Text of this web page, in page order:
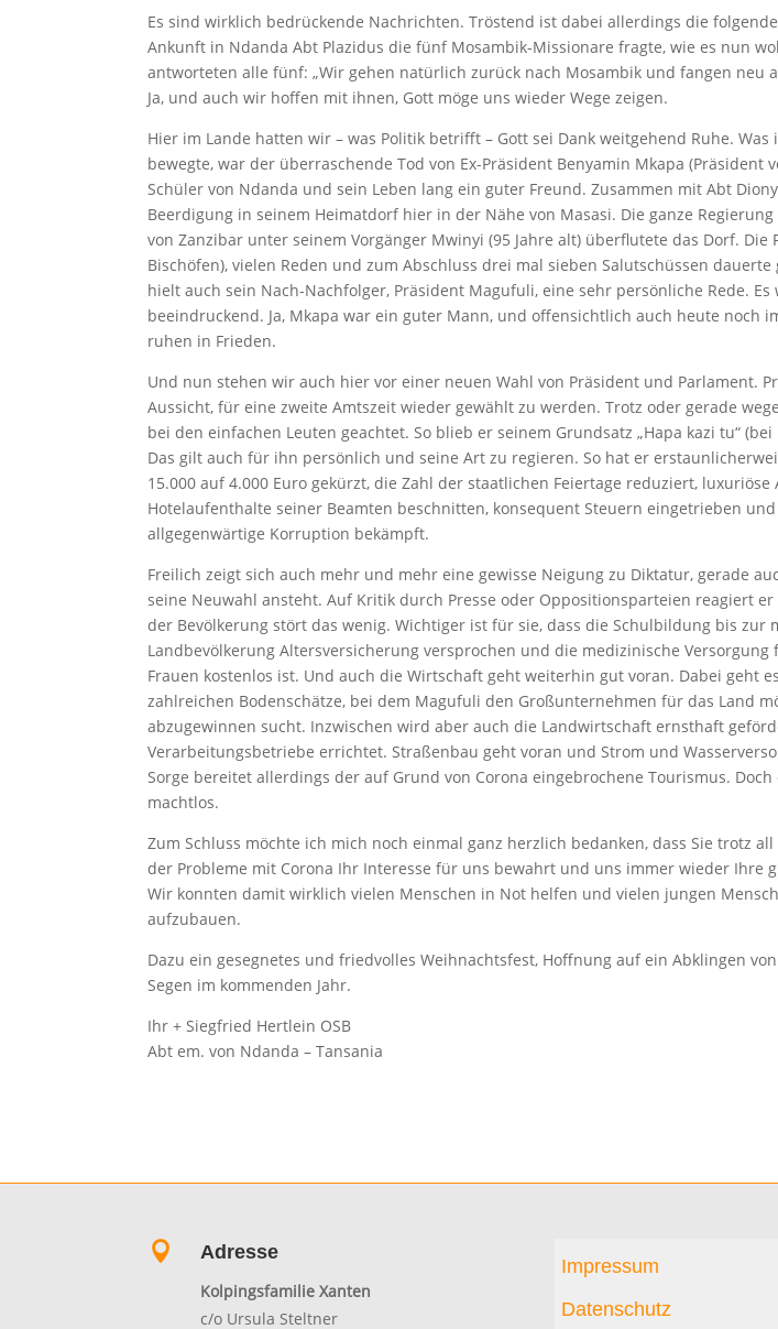
Es sind wirklich bedrückende Nachrichten. Tröstend ist dabei allerdings die
Ankunft in Ndanda Abt Plazidus die fünf Mosambik-Missionare fragte, wie es nun
antworteten alle fünf: „Wir gehen natürlich zurück nach Mosambik und fangen neu
Ja, und auch wir hoffen mit ihnen, Gott möge uns wieder Wege zeigen.
Hier im Lande hatten wir – was Politik betrifft – Gott sei Dank weitgehend Ruhe. Was
bewegte, war der überraschende Tod von Ex-Präsident Benyamin Mkapa (Präsident
Schüler von Ndanda und sein Leben lang ein guter Freund. Zusammen mit Abt
Beerdigung in seinem Heimatdorf hier in der Nähe von Masasi. Die ganze
von Zanzibar unter seinem Vorgänger Mwinyi (95 Jahre alt) überflutete das Dorf. Die
Bischöfen), vielen Reden und zum Abschluss drei mal sieben Salutschüssen dauerte
hielt auch sein Nach-Nachfolger, Präsident Magufuli, eine sehr persönliche Rede.
beeindruckend. Ja, Mkapa war ein guter Mann, und offensichtlich auch heute noch
ruhen in Frieden.
Und nun stehen wir auch hier vor einer neuen Wahl von Präsident und Parlament.
Aussicht, für eine zweite Amtszeit wieder gewählt zu werden. Trotz oder gerade
bei den einfachen Leuten geachtet. So blieb er seinem Grundsatz „Hapa kazi tu“
Das gilt auch für ihn persönlich und seine Art zu regieren. So hat er
15.000 auf 4.000 Euro gekürzt, die Zahl der staatlichen Feiertage reduziert,
Hotelaufenthalte seiner Beamten beschnitten, konsequent Steuern eingetrieben
allgegenwärtige Korruption bekämpft.
Freilich zeigt sich auch mehr und mehr eine gewisse Neigung zu Diktatur, gerade
seine Neuwahl ansteht. Auf Kritik durch Presse oder Oppositionsparteien reagiert
der Bevölkerung stört das wenig. Wichtiger ist für sie, dass die Schulbildung bis zur
Landbevölkerung Altersversicherung versprochen und die medizinische
Frauen kostenlos ist. Und auch die Wirtschaft geht weiterhin gut voran. Dabei geht
zahlreichen Bodenschätze, bei dem Magufuli den Großunternehmen für das Land
abzugewinnen sucht. Inzwischen wird aber auch die Landwirtschaft ernsthaft
Verarbeitungsbetriebe errichtet. Straßenbau geht voran und Strom und
Sorge bereitet allerdings der auf Grund von Corona eingebrochene Tourismus.
machtlos.
Zum Schluss möchte ich mich noch einmal ganz herzlich bedanken, dass Sie trotz
der Probleme mit Corona Ihr Interesse für uns bewahrt und uns immer wieder Ihre
Wir konnten damit wirklich vielen Menschen in Not helfen und vielen jungen
aufzubauen.
Dazu ein gesegnetes und friedvolles Weihnachtsfest, Hoffnung auf ein Abklingen
Segen im kommenden Jahr.
Ihr + Siegfried Hertlein OSB
Abt em. von Ndanda – Tansania
 Adresse
Kolpingsfamilie Xanten
c/o Ursula Steltner
Impressum
Datenschutz